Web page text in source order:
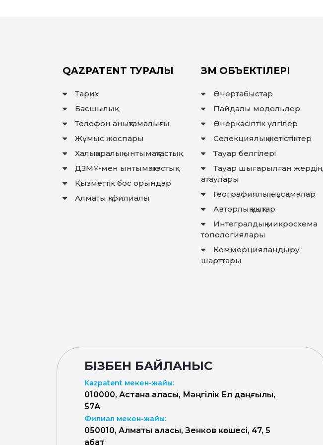
QAZPATENT ТУРАЛЫ
Тарих
Басшылық
Телефон анықтамалығы
Жұмыс жоспары
Халықаралық ынтымақтастық
ДЗМҰ-мен ынтымақтастық
Қызметтік бос орындар
Алматы қ. филиалы
ЗМ ОБЪЕКТІЛЕРІ
Өнертабыстар
Пайдалы модельдер
Өнеркәсіптік үлгілер
Селекциялық жетістіктер
Тауар белгілері
Тауар шығарылған жердiң
атаулары
Географиялық нұсқамалар
Авторлық құқықтар
Интегралдық микросхема
топологиялары
Коммерцияландыру
шарттары
БІЗБЕН БАЙЛАНЫС
Kazpatent мекен-жайы:
010000, Астана қаласы, Мәңгілік Ел даңғылы,
57А
Филиал мекен-жайы:
050010, Алматы қаласы, Зенков көшесі, 47, 5
қабат